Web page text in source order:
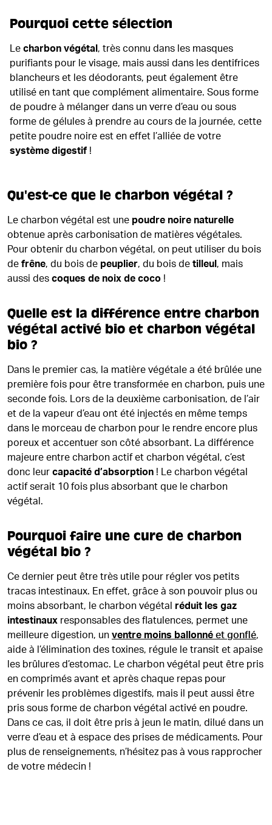
Pourquoi cette sélection
Le charbon végétal , très connu dans les masques
purifiants pour le visage, mais aussi dans les dentifrices
blancheurs et les déodorants, peut également être
utilisé en tant que complément alimentaire. Sous forme
de poudre à mélanger dans un verre d’eau ou sous
forme de gélules à prendre au cours de la journée, cette
petite poudre noire est en effet l’alliée de votre
système digestif !
Qu'est-ce que le charbon végétal ?
Le charbon végétal est une poudre noire naturelle
obtenue après carbonisation de matières végétales.
Pour obtenir du charbon végétal, on peut utiliser du bois
de frêne, du bois de peuplier, du bois de tilleul , mais
aussi des coques de noix de coco !
Quelle est la différence entre charbon
végétal activé bio et charbon végétal
bio ?
Dans le premier cas, la matière végétale a été brûlée une
première fois pour être transformée en charbon, puis une
seconde fois. Lors de la deuxième carbonisation, de l’air
et de la vapeur d’eau ont été injectés en même temps
dans le morceau de charbon pour le rendre encore plus
poreux et accentuer son côté absorbant. La différence
majeure entre charbon actif et charbon végétal, c’est
donc leur capacité d’absorption ! Le charbon végétal
actif serait 10 fois plus absorbant que le charbon
végétal.
Pourquoi faire une cure de charbon
végétal bio ?
Ce dernier peut être très utile pour régler vos petits
tracas intestinaux. En effet, grâce à son pouvoir plus ou
moins absorbant, le charbon végétal réduit les gaz
intestinaux responsables des flatulences, permet une
meilleure digestion, un ventre moins ballonné et gonflé,
aide à l’élimination des toxines, régule le transit et apaise
les brûlures d’estomac. Le charbon végétal peut être pris
en comprimés avant et après chaque repas pour
prévenir les problèmes digestifs, mais il peut aussi être
pris sous forme de charbon végétal activé en poudre.
Dans ce cas, il doit être pris à jeun le matin, dilué dans un
verre d’eau et à espace des prises de médicaments. Pour
plus de renseignements, n’hésitez pas à vous rapprocher
de votre médecin !